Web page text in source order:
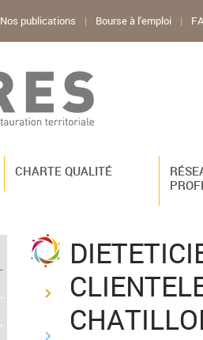
Nos publications | Bourse à l'emploi |
CHARTE QUALITÉ